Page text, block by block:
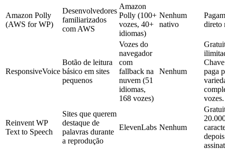
Amazon Polly
(AWS for WP)
Desenvolvedores
familiarizados
com AWS
Amazon
Polly (100+
vozes, 40+
idiomas)
Nenhum
nativo
direto
ResponsiveVoice
Botão de leitura
básico em sites
pequenos
Vozes do
navegador
com
fallback na
nuvem (51
idiomas,
168 vozes)
Nenhum
paga
vozes.
Reinvent WP
Text to Speech
Sites que querem
destaque de
palavras durante
a reprodução
ElevenLabs Nenhum
depois